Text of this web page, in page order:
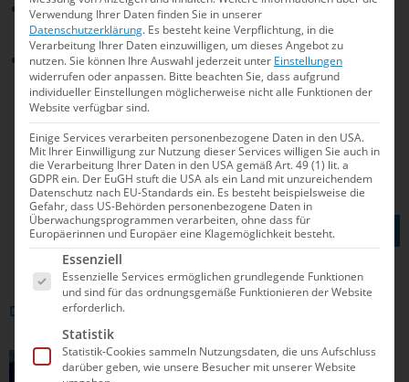
1500m Freistil Frauen: Isabel Gose (SC
Magdeburg) 15:24,69
4x200m Freistil Männer: USA (Luke Hobson,
Carson Foster, Shaine Casas, Kieran Smith)
6:40,51 (WR)
TEILEN AUF
DAS KÖNNTE DICH AUCH INTERRESSIEREN
SCHWIMMEN
Verwendung Ihrer Daten finden Sie in unserer
Datenschutzerklärung. Es besteht keine Verpflichtung, in die
Verarbeitung Ihrer Daten einzuwilligen, um dieses Angebot zu
nutzen.Sie können Ihre Auswahl jederzeit unter Einstellungen
widerrufen oder anpassen. Bitte beachten Sie, dass aufgrund
individueller Einstellungen möglicherweise nicht alle Funktionen der
Website verfügbar sind.
Einige Services verarbeiten personenbezogene Daten in den USA.
Mit Ihrer Einwilligung zur Nutzung dieser Services willigen Sie auch in
die Verarbeitung Ihrer Daten in den USA gemäß Art. 49 (1) lit. a
GDPR ein. Der EuGH stuft die USA als ein Land mit unzureichendem
Datenschutz nach EU-Standards ein. Es besteht beispielsweise die
Gefahr, dass US-Behörden personenbezogene Daten in
Überwachungsprogrammen verarbeiten, ohne dass für
Europäerinnen und Europäer eine Klagemöglichkeit besteht.
Es folgt eine Liste der Service-Gruppen, für die
Essenziell
Essenzielle Services ermöglichen grundlegende Funktionen
und sind für das ordnungsgemäße Funktionieren der Website
erforderlich.
Statistik
Statistik-Cookies sammeln Nutzungsdaten, die uns Aufschluss
darüber geben, wie unsere Besucher mit unserer Website